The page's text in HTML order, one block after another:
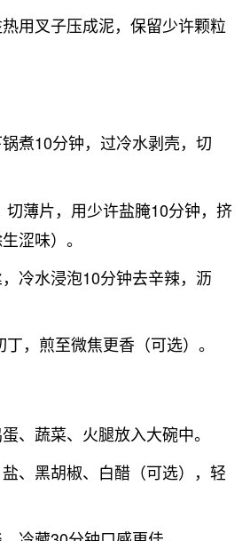
用叉子压成泥，保留少许颗粒
煮10分钟，过冷水剥壳，切
切薄片，用少许盐腌10分钟，挤
涩味）。
冷水浸泡10分钟去辛辣，沥
丁，煎至微焦更香（可选）。
、蔬菜、火腿放入大碗中。
、黑胡椒、白醋（可选），轻